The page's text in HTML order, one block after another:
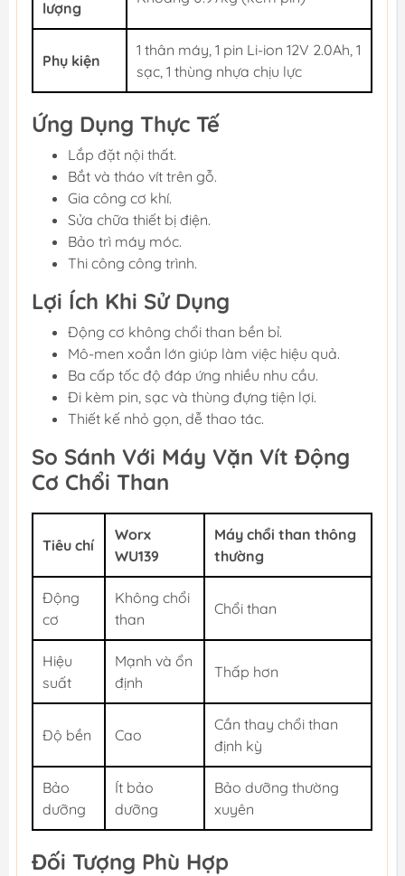
lượng
Phụ kiện
1 thân máy, 1 pin Li-ion 12V 2.0Ah, 1
sạc, 1 thùng nhựa chịu lực
Ứng Dụng Thực Tế
Lắp đặt nội thất.
Bắt và tháo vít trên gỗ.
Gia công cơ khí.
Sửa chữa thiết bị điện.
Bảo trì máy móc.
Thi công công trình.
Lợi Ích Khi Sử Dụng
Động cơ không chổi than bền bỉ.
Mô-men xoắn lớn giúp làm việc hiệu quả.
Ba cấp tốc độ đáp ứng nhiều nhu cầu.
Đi kèm pin, sạc và thùng đựng tiện lợi.
Thiết kế nhỏ gọn, dễ thao tác.
So Sánh Với Máy Vặn Vít Động
Cơ Chổi Than
Tiêu chí
Worx
WU139
Máy chổi than thông
thường
Động
cơ
Không chổi
than
Chổi than
Hiệu
suất
Mạnh và ổn
định
Thấp hơn
Độ bền Cao
Cần thay chổi than
định kỳ
Bảo
dưỡng
Ít bảo
dưỡng
Bảo dưỡng thường
xuyên
Đối Tượng Phù Hợp